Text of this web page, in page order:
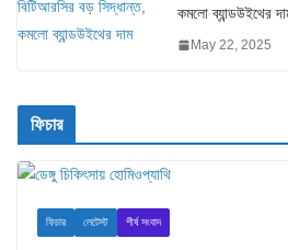
কমলো ব্যান্ডউইথের
May 22, 2025
ফিচার
ফিচার লেটেস্ট শীর্ষ সংবাদ